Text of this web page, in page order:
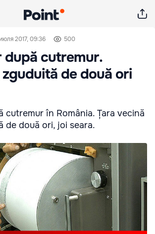
2017, 09:36 500
după cutremur.
zguduită de două ori
cutremur în România. Țara vecină
de două ori, joi seara.